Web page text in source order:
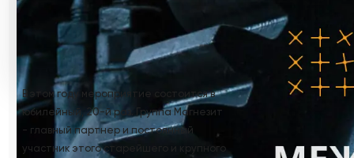
В этом году мероприятие состоится в
юбилейный, 20-й раз. Группа Магнезит
- главный партнер и постоянный
участник этого старейшего и крупного